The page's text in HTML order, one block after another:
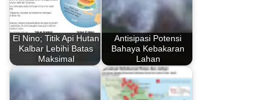
El Nino; Titik Api Hutan
Kalbar Lebihi Batas
Maksimal
Antisipasi Potensi
Bahaya Kebakaran
Lahan